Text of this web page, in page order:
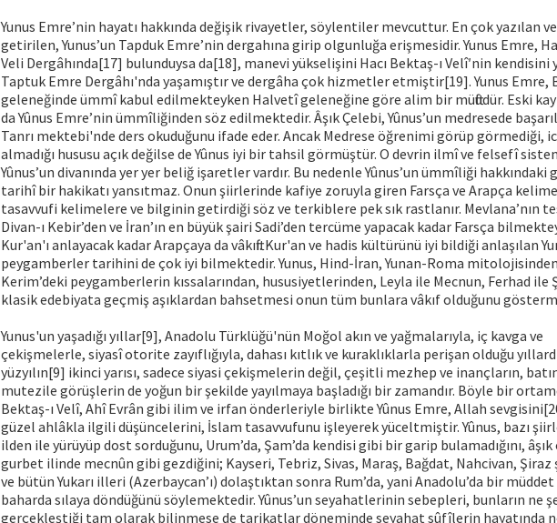
Yunus Emre’nin hayatı hakkında değişik rivayetler, söylentiler mevcuttur. En çok yazılan
getirilen, Yunus’un Tapduk Emre’nin dergahına girip olgunluğa erişmesidir. Yunus Emre,
Veli Dergâhında[17] bulunduysa da[18], manevi yükselişini Hacı Bektaş-ı Velî′nin kendisini
Taptuk Emre Dergâhı'nda yaşamıştır ve dergâha çok hizmetler etmiştir[19]. Yunus Emre,
geleneğinde ümmî kabul edilmekteyken Halvetî geleneğine göre alim bir müftüdür. Eski
da Yûnus Emre’nin ümmîliğinden söz edilmektedir. Âşık Çelebi, Yûnus’un medresede
Tanrı mektebi'nde ders okuduğunu ifade eder. Ancak Medrese öğrenimi görüp görmediği,
almadığı hususu açık değilse de Yûnus iyi bir tahsil görmüştür. O devrin ilmî ve felsefî
Yûnus’un divanında yer yer beliğ işaretler vardır. Bu nedenle Yûnus’un ümmîliği hakkındaki
tarihî bir hakikatı yansıtmaz. Onun şiirlerinde kafiye zoruyla giren Farsça ve Arapça
tasavvufi kelimelere ve bilginin getirdiği söz ve terkiblere pek sık rastlanır. Mevlana’nın
Divan-ı Kebir’den ve İran’ın en büyük şairi Sadi’den tercüme yapacak kadar Farsça
Kur'an'ı anlayacak kadar Arapçaya da vâkıftı. Kur'an ve hadis kültürünü iyi bildiği anlaşılan
peygamberler tarihini de çok iyi bilmektedir. Yunus, Hind-İran, Yunan-Roma
Kerim’deki peygamberlerin kıssalarından, hususiyetlerinden, Leyla ile Mecnun, Ferhad ile
klasik edebiyata geçmiş aşıklardan bahsetmesi onun tüm bunlara vâkıf olduğunu
Yunus'un yaşadığı yıllar[9], Anadolu Türklüğü'nün Moğol akın ve yağmalarıyla, iç kavga ve
çekişmelerle, siyasî otorite zayıflığıyla, dahası kıtlık ve kuraklıklarla perişan olduğu
yüzyılın[9] ikinci yarısı, sadece siyasi çekişmelerin değil, çeşitli mezhep ve inançların,
mutezile görüşlerin de yoğun bir şekilde yayılmaya başladığı bir zamandır. Böyle bir
Bektaş-ı Velî, Ahî Evrân gibi ilim ve irfan önderleriyle birlikte Yûnus Emre, Allah
güzel ahlâkla ilgili düşüncelerini, İslam tasavvufunu işleyerek yüceltmiştir. Yûnus, bazı
ilden ile yürüyüp dost sorduğunu, Urum’da, Şam’da kendisi gibi bir garip bulamadığını,
gurbet ilinde mecnûn gibi gezdiğini; Kayseri, Tebriz, Sivas, Maraş, Bağdat, Nahcivan,
ve bütün Yukarı illeri (Azerbaycan’ı) dolaştıktan sonra Rum’da, yani Anadolu’da bir müddet
baharda sılaya döndüğünü söylemektedir. Yûnus’un seyahatlerinin sebepleri, bunların ne
gerçekleştiği tam olarak bilinmese de tarikatlar döneminde seyahat sûfîlerin hayatında